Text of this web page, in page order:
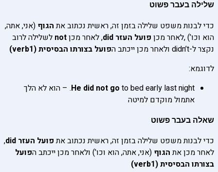
שלילה בעבר פשוט
כדי לבנות משפט שלילה בזמן זה, ראשית נכתוב אתהגוף (אני, אתה,
הוא וכו’) ,לאחר מכן פועל העזר did , לאחר מכןnot לשלילה לרוב
נקצר ל-didn’t ולאחר מכן ייכתב ה
פועל בצורתו הבסיסית (verb1)
לדוגמא:
He did not go
to bed early last night. – הוא לא הלך
אתמול מוקדם למיטה
שאלה בעבר פשוט
כדי לבנות משפט שלילה בזמן זה, ראשית נכתוב אתפועל העזר did
,
לאחר מכן אתהגוף (אני, אתה, הוא וכו’) ולאחר מכן ייכתב הפועל
בצורתו הבסיסית (verb1)